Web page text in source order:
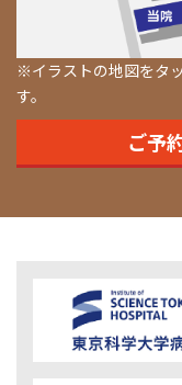
※イラストの地図をタ
す。
ご予